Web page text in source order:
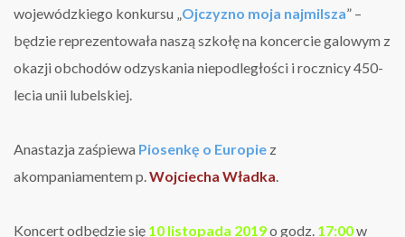
Kultur
wojewódzkiego konkursu „ Ojczyzno moja najmilsza” –
będzie reprezentowała naszą szkołę na koncercie galowym z
okazji obchodów odzyskania niepodległości i rocznicy 450-
lecia unii lubelskiej.
Anastazja zaśpiewa Piosenkę o Europie z
akompaniamentem p. Wojciecha Władka
Koncert odbędzie się 10 listopada 2019o godz. 17:00w